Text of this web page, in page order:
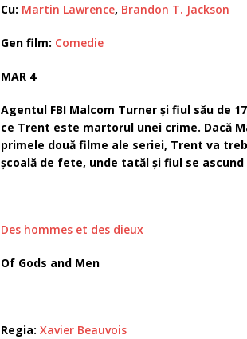
Cu: Martin Lawrence, Brandon T. Jackson
Gen film: Comedie
MAR 4
Agentul FBI Malcom Turner şi fiul său de
ce Trent este martorul unei crime. Dacă
primele două filme ale seriei, Trent va
şcoală de fete, unde tatăl şi fiul se
Des hommes et des dieux
Of Gods and Men
Regia: Xavier Beauvois